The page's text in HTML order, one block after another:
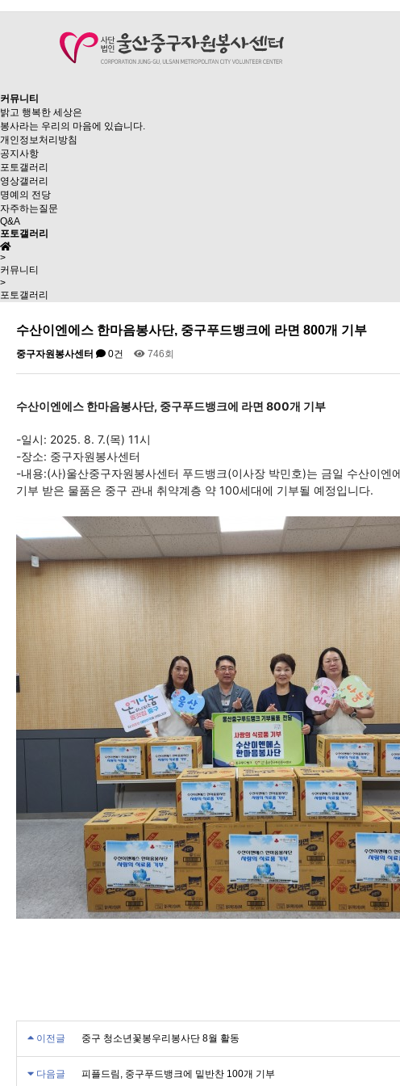
커뮤니티
밝고 행복한 세상은
봉사라는 우리의 마음에 있습니다.
개인정보처리방침
공지사항
포토갤러리
영상갤러리
명예의 전당
자주하는질문
Q&A
포토갤러리
>
커뮤니티
>
포토갤러리
수산이엔에스 한마음봉사단, 중구푸드뱅크에 라면 800개 기부
중구자원봉사센터 0건 746회
수산이엔에스 한마음봉사단, 중구푸드뱅크에 라면 800개 기부
-일시: 2025. 8. 7.(목) 11시
-장소: 중구자원봉사센터
-내용:(사)울산중구자원봉사센터 푸드뱅크(이사장 박민호)는 금일 수산이
기부 받은 물품은 중구 관내 취약계층 약 100세대에 기부될 예정입니다.
이전글 중구 청소년꽃봉우리봉사단 8월 활동
다음글 피플드림, 중구푸드뱅크에 밑반찬 100개 기부